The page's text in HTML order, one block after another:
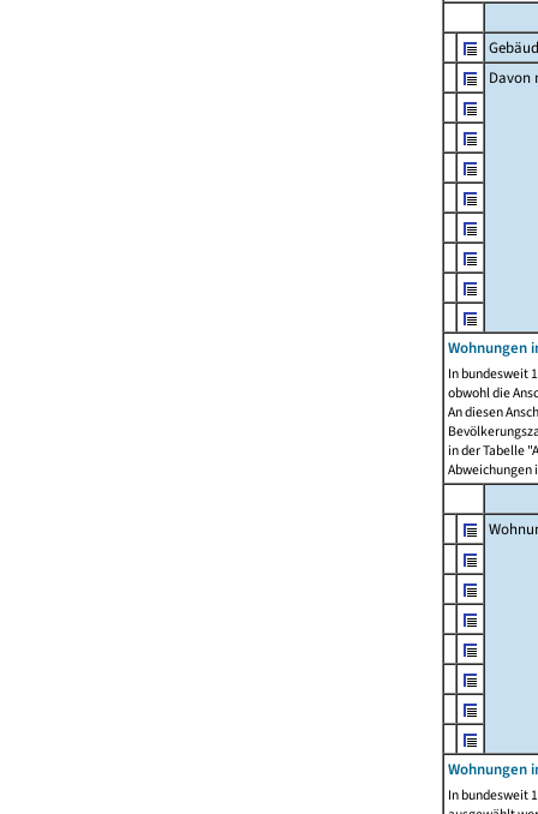
Davon
Wohnungen
In bundesweit
obwohl die
An diesen
in der Tabelle
Abweichungen
Wohnungen
In bundesweit